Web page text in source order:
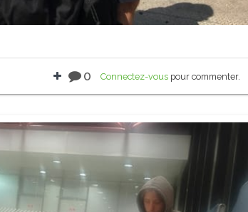
0 Connectez-vous pour commenter.